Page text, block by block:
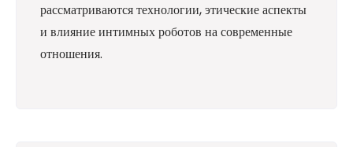
рассматриваются технологии, этические аспекты
и влияние интимных роботов на современные
отношения.